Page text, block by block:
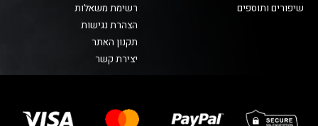
שיפורים ותוספים
רשימת משאלות
הצהרת נגישות
תקנון האתר
יצירת קשר